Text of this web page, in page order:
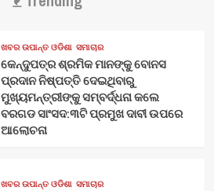
ଖବର ଉପାନ୍ତ ଓଡିଶା ସମାଚାର
କେନ୍ଦୁପତ୍ର ଶ୍ରମିକ ମାନଙ୍କୁ ବୋନସ
ପ୍ରଦାନ ନିଷ୍ପତ୍ତି ଦେଇଥିବାରୁ
ମୁଖ୍ୟମନ୍ତ୍ରୀଙ୍କୁ ସମ୍ବର୍ଦ୍ଧନା କଲେ
ବରଗଡ ସାଂସଦ:୩ଟି ପ୍ରମୁଖ ଦାବୀ ଉପରେ
ଆଲୋଚନା
ଖବର ଉପାନ୍ତ ଓଡିଶା ସମାଚାର